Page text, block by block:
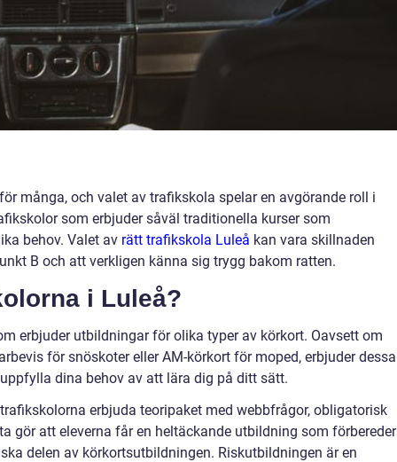
många, och valet av trafikskola spelar en avgörande roll i
som erbjuder såväl traditionella kurser som
behov. Valet av rätt trafikskola Luleå kan vara skillnaden
B och att verkligen känna sig trygg bakom ratten.
i Luleå?
erbjuder utbildningar för olika typer av körkort. Oavsett om
för snöskoter eller AM-körkort för moped, erbjuder dessa
dina behov av att lära dig på ditt sätt.
erbjuda teoripaket med webbfrågor, obligatorisk
gör att eleverna får en heltäckande utbildning som förbereder
delen av körkortsutbildningen. Riskutbildningen är en